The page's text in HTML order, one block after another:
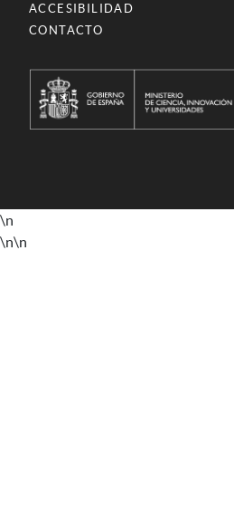
ACCESIBILIDAD
CONTACTO
\n
\n\n